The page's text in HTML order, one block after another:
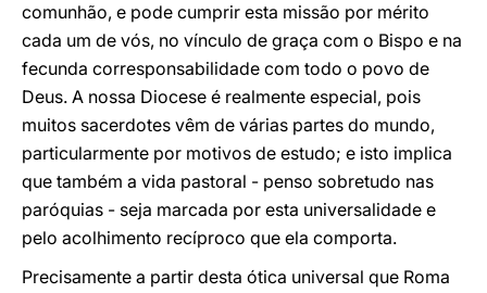
comunhão, e pode cumprir esta missão por mérito
cada um de vós, no vínculo de graça com o Bispo e na
fecunda corresponsabilidade com todo o povo de
Deus. A nossa Diocese é realmente especial, pois
muitos sacerdotes vêm de várias partes do mundo,
particularmente por motivos de estudo; e isto implica
que também a vida pastoral - penso sobretudo nas
paróquias - seja marcada por esta universalidade e
pelo acolhimento recíproco que ela comporta.
Precisamente a partir desta ótica universal que Roma